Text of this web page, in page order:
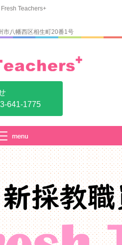
Teachers+
わせ
1775
八幡西区相生町20番1号